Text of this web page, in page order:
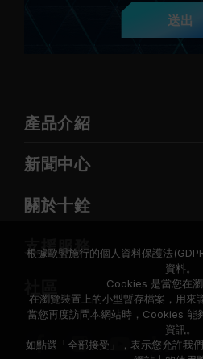
送出
產品介紹
新聞中心
關於十銓
支援服務
根據歐盟施行的個人資料保護法
資料。
Cookies 是當您在瀏
在瀏覽裝置上的小型暫存檔案，用來
當您再度訪問本網站時，Cookies 能
資訊。
如點選「全部接受」，表示您允許我